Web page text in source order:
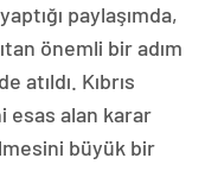
paylaşımda,
önemli bir adım
atıldı. Kıbrıs
esas alan karar
büyük bir